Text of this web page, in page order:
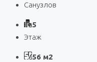
Санузлов
5
Этаж
56 м2